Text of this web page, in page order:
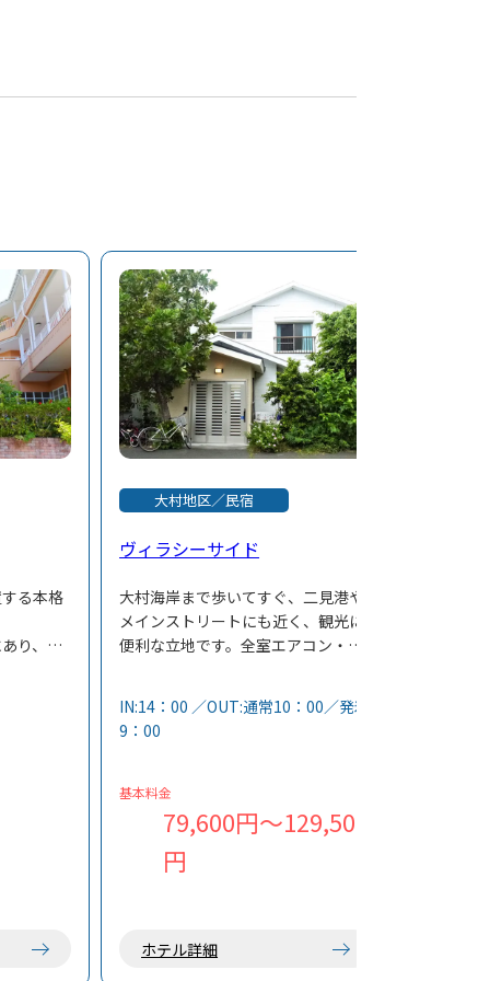
る本格
り、南
着いた
の設備
大村地区／民宿
ヴィラシーサイド
大村海岸まで歩いてすぐ、二見港や
メインストリートにも近く、観光に
便利な立地です。全室エアコン・テ
付きプランをご用意しており、島料
理もお楽しみいただけます。
IN:14：00 ／OUT:通常10：00／発着
9：00
基本料金
79,600円～129,500
円
ホテル詳細